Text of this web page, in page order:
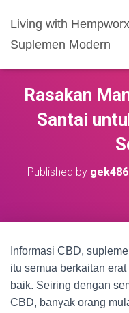
Living with
Suplemen Modern
Rasakan
Santai
Published by
Informasi CBD,
itu semua berkaitan
baik. Seiring dengan
CBD, banyak orang